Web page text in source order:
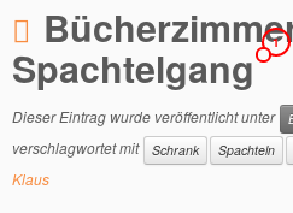
Spachtelgang 1
Dieser Eintrag wurde veröffentlicht unter
verschlagwortet mit
Schrank Spachteln
Klaus